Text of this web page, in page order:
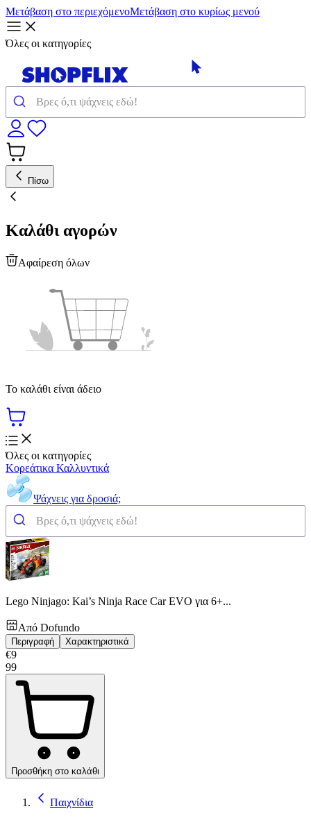
Μετάβαση στο περιεχόμενοΜετάβαση στο κυρίως μενού
Όλες οι κατηγορίες
Πίσω
Καλάθι αγορών
Αφαίρεση όλων
Το καλάθι είναι άδειο
Όλες οι κατηγορίες
Κορεάτικα Καλλυντικά
Ψάχνεις για δροσιά;
Lego Ninjago: Kai’s Ninja Race Car EVO για 6+...
Από Dofundo
Περιγραφή Χαρακτηριστικά
€9
99
Προσθήκη στο καλάθι
Παιχνίδια